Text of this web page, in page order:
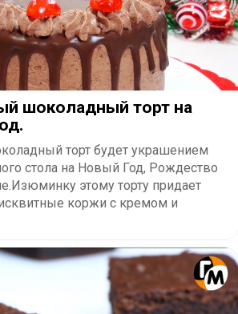
шоколадный торт на
торт будет украшением
стола на Новый Год, Рождество
этому торту придает
коржи с кремом и